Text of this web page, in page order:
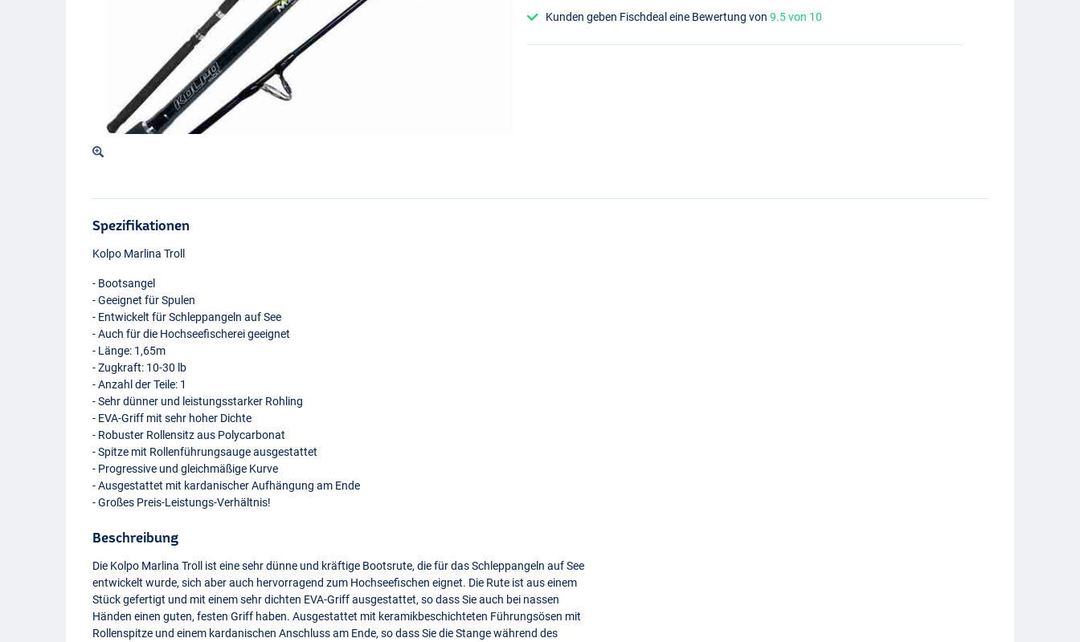
Kunden geben Fischdeal eine Bewertung von9.5 von 10
Spezifikationen
Kolpo Marlina Troll
- Bootsangel
- Geeignet für Spulen
- Entwickelt für Schleppangeln auf See
- Auch für die Hochseefischerei geeignet
- Länge: 1,65m
- Zugkraft: 10-30 lb
- Anzahl der Teile: 1
- Sehr dünner und leistungsstarker Rohling
- EVA-Griff mit sehr hoher Dichte
- Robuster Rollensitz aus Polycarbonat
- Spitze mit Rollenführungsauge ausgestattet
- Progressive und gleichmäßige Kurve
- Ausgestattet mit kardanischer Aufhängung am Ende
- Großes Preis-Leistungs-Verhältnis!
Beschreibung
Die Kolpo Marlina Troll ist eine sehr dünne und kräftige Bootsrute, die für das Schleppangeln auf See
entwickelt wurde, sich aber auch hervorragend zum Hochseefischen eignet. Die Rute ist aus einem
Stück gefertigt und mit einem sehr dichten EVA-Griff ausgestattet, so dass Sie auch bei nassen
Händen einen guten, festen Griff haben. Ausgestattet mit keramikbeschichteten Führungsösen mit
Rollenspitze und einem kardanischen Anschluss am Ende, so dass Sie die Stange während des